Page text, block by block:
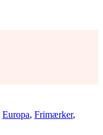
Europa, Frimærker,